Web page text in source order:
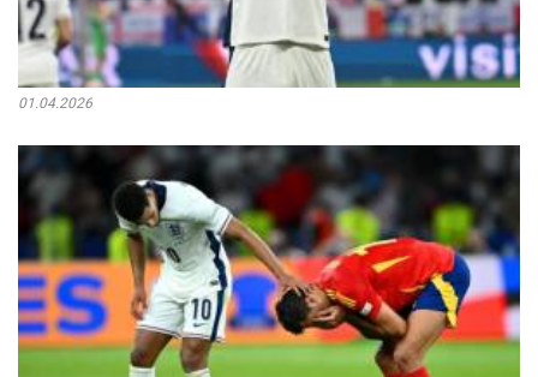
01.04.2026